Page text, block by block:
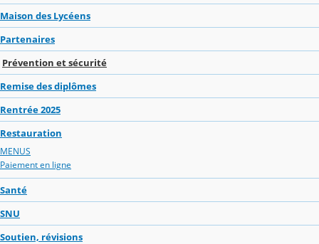
Maison des Lycéens
Partenaires
Prévention et sécurité
Remise des diplômes
Rentrée 2025
Restauration
MENUS
Paiement en ligne
Santé
SNU
Soutien, révisions